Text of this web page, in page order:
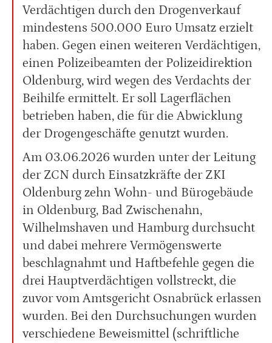
Verdächtigen durch den Drogenverkauf
mindestens 500.000 Euro Umsatz erzielt
haben. Gegen einen weiteren Verdächtigen,
einen Polizeibeamten der Polizeidirektion
Oldenburg, wird wegen des Verdachts der
Beihilfe ermittelt. Er soll Lagerflächen
betrieben haben, die für die Abwicklung
der Drogengeschäfte genutzt wurden.
Am 03.06.2026 wurden unter der Leitung
der ZCN durch Einsatzkräfte der ZKI
Oldenburg zehn Wohn- und Bürogebäude
in Oldenburg, Bad Zwischenahn,
Wilhelmshaven und Hamburg durchsucht
und dabei mehrere Vermögenswerte
beschlagnahmt und Haftbefehle gegen die
drei Hauptverdächtigen vollstreckt, die
zuvor vom Amtsgericht Osnabrück erlassen
wurden. Bei den Durchsuchungen wurden
verschiedene Beweismittel (schriftliche